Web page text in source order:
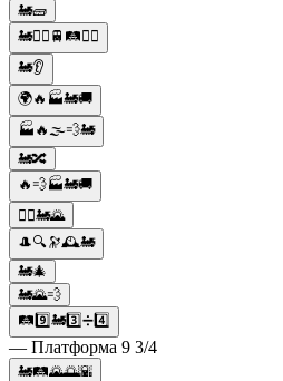
🚂🧱
🚂👨‍✈️🚆🛤️👷‍♂️
🚂👂
🌍🔥🏭🚂🚚
🏭🔥🌫️💨🚂
🚂🔀
🔥💨🏭🚂🚚
🏃‍♂️🚂🌄
🎩🔍🔭🕰️🚂
🚂🎄
🚂🌄💨
🛤9️⃣🚂3️⃣➗4️⃣
— Платформа 9 3/4
🚂🛤️🌄🌅🌇